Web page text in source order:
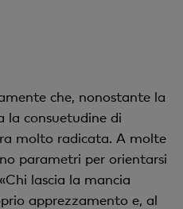
che, nonostante la
la consuetudine di
molto radicata. A molte
parametri per orientarsi
lascia la mancia
apprezzamento e, al